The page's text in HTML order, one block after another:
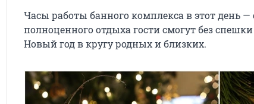
Часы работы банного комплекса в этот день —
полноценного отдыха гости смогут без
Новый год в кругу родных и близких.